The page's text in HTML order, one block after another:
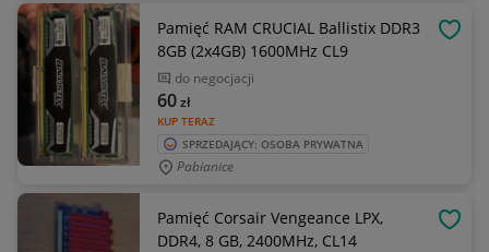
Pamięć RAM CRUCIAL Ballistix DDR3
8GB (2x4GB) 1600MHz CL9
do negocjacji
KUP TERAZ
60zł
SPRZEDAJĄCY: OSOBA PRYWATNA
Pabianice
Pamięć Corsair Vengeance LPX,
DDR4, 8 GB, 2400MHz, CL14